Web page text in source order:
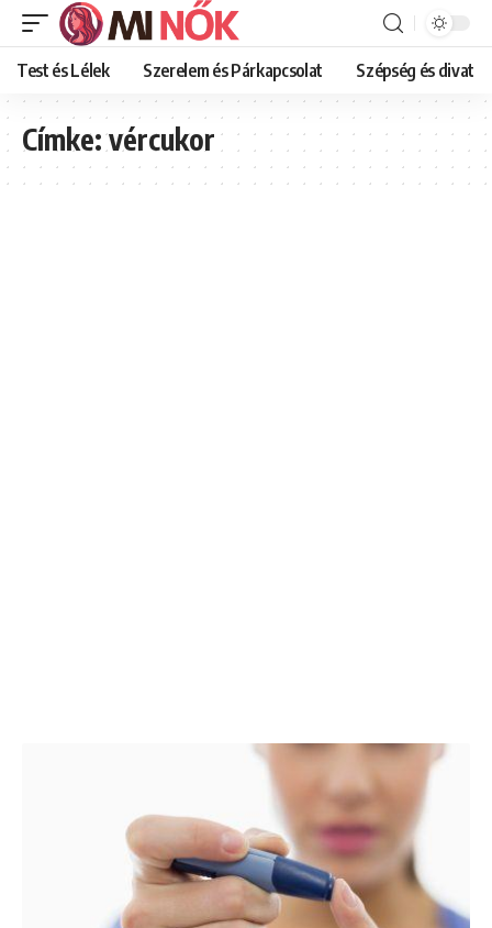
Test és Lélek Szerelem és Párkapcsolat Szépség és divat
Címke:vércukor